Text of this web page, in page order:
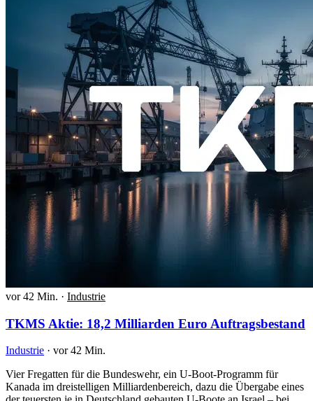
vor 42 Min. · Industrie
TKMS Aktie: 18,2 Milliarden Euro Auftragsbestand
Industrie · vor 42 Min.
Vier Fregatten für die Bundeswehr, ein U-Boot-Programm für
Kanada im dreistelligen Milliardenbereich, dazu die Übergabe eines